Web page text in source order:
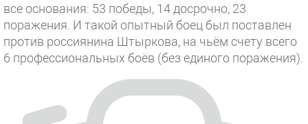
все основания: 53 победы, 14 досрочно, 23
поражения. И такой опытный боец был поставлен
против россиянина Штыркова, на чьём счету всего
6 профессиональных боёв (без единого поражения).